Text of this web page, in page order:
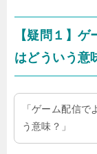
【疑問１】
はどういう意
「ゲーム配信
う意味？」